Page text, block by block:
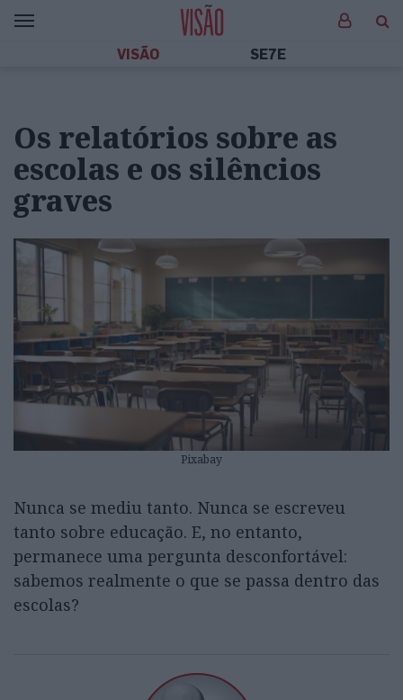
VISÃO SE7E
Os relatórios sobre as
escolas e os silêncios
graves
Pixabay
Nunca se mediu tanto. Nunca se escreveu
tanto sobre educação. E, no entanto,
permanece uma pergunta desconfortável:
sabemos realmente o que se passa dentro das
escolas?